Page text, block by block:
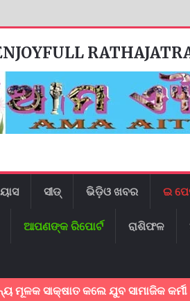
ସୀଡ୍ ଭିଡ଼ିଓ ଖବର ଇ
ଆପଣଙ୍କ ରିପୋର୍ଟ ରାଶିଫଳ
କଲେ ଯୁବ ସାମାଜିକ କର୍ମୀ ।